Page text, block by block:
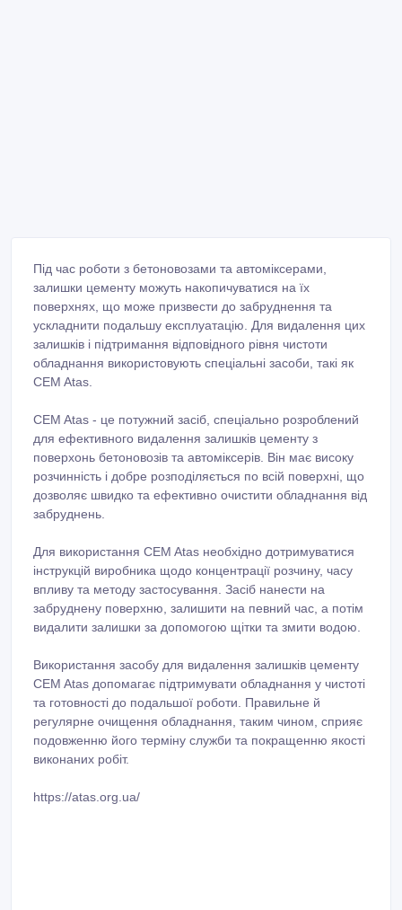
Під час роботи з бетоновозами та автоміксерами,
залишки цементу можуть накопичуватися на їх
поверхнях, що може призвести до забруднення та
ускладнити подальшу експлуатацію. Для видалення цих
залишків і підтримання відповідного рівня чистоти
обладнання використовують спеціальні засоби, такі як
CEM Atas.
CEM Atas - це потужний засіб, спеціально розроблений
для ефективного видалення залишків цементу з
поверхонь бетоновозів та автоміксерів. Він має високу
розчинність і добре розподіляється по всій поверхні, що
дозволяє швидко та ефективно очистити обладнання від
забруднень.
Для використання CEM Atas необхідно дотримуватися
інструкцій виробника щодо концентрації розчину, часу
впливу та методу застосування. Засіб нанести на
забруднену поверхню, залишити на певний час, а потім
видалити залишки за допомогою щітки та змити водою.
Використання засобу для видалення залишків цементу
CEM Atas допомагає підтримувати обладнання у чистоті
та готовності до подальшої роботи. Правильне й
регулярне очищення обладнання, таким чином, сприяє
подовженню його терміну служби та покращенню якості
виконаних робіт.
https://atas.org.ua/